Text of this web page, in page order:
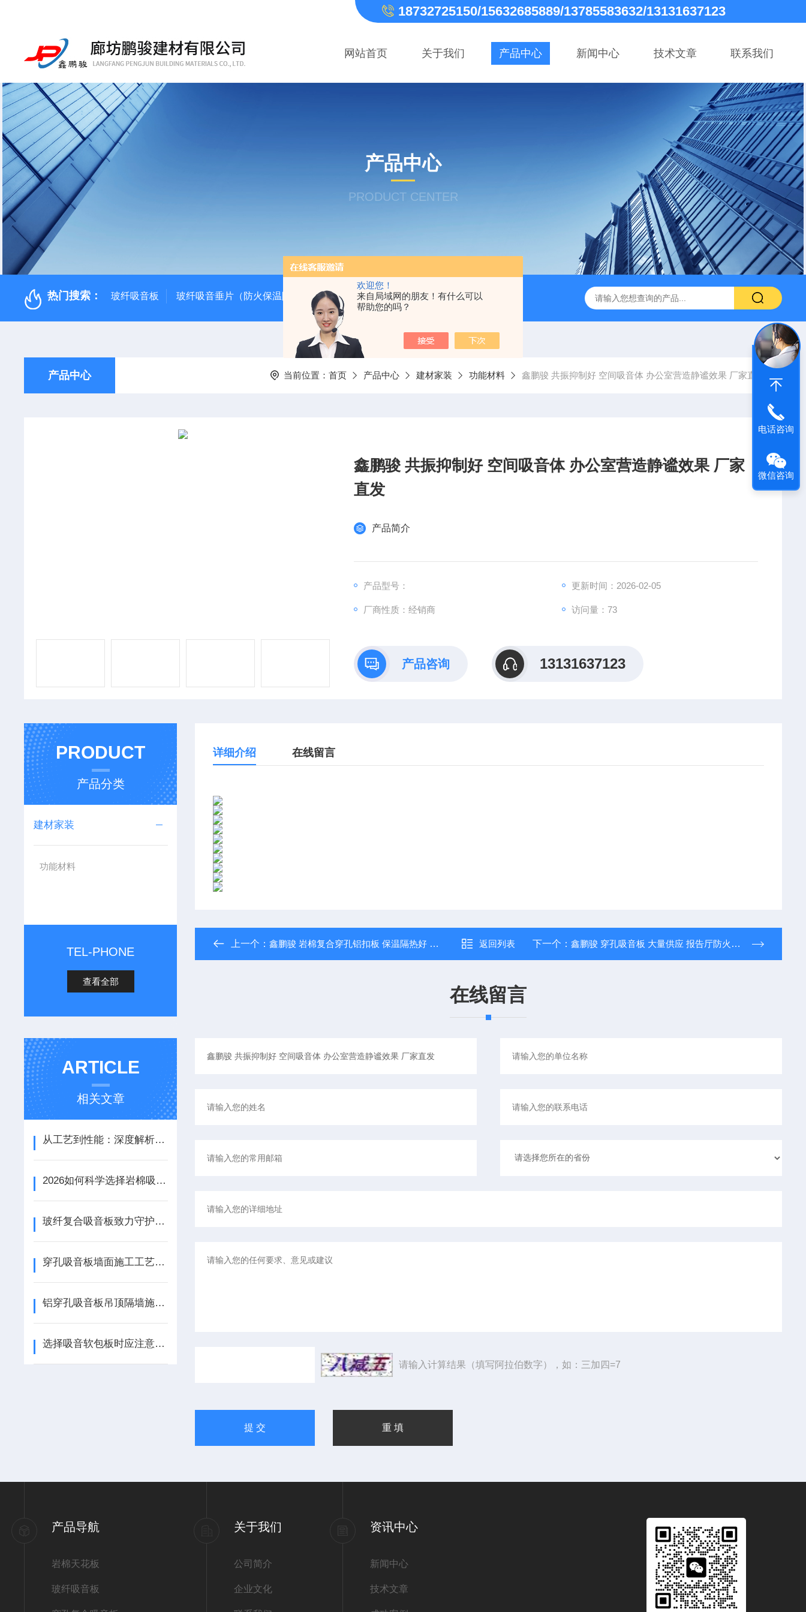
欢迎您！
来自局域网的朋友！有什么可以
帮助您的吗？
18732725150/15632685889/13785583632/13131637123
网站首页 关于我们 产品中心 新闻中心 技术文章 联系我们
产品中心
PRODUCT CENTER
热门搜索： 玻纤吸音板 玻纤吸音垂片（防火保温隔音降噪） 岩棉吸音板（吊顶专用装饰材料） 600*600 600*1200鑫鹏骏 岩棉天花板 防火抗下陷 吸音吊顶 玻纤
产品中心 当前位置： 首页 产品中心 建材家装 功能材料 鑫鹏骏 共振抑制好 空间吸音体 办公室营造静谧效果 厂家直发
鑫鹏骏 共振抑制好 空间吸音体 办公室营造静谧效果 厂家
直发
产品简介
产品型号： 更新时间：2026-02-05
厂商性质：经销商 访问量：73
产品咨询 13131637123
PRODUCT
产品分类
建材家装
功能材料
TEL-PHONE
查看全部
ARTICLE
相关文章
从工艺到性能：深度解析铝天花吸音板的结构优势与应用场景
2026如何科学选择岩棉吸音板：性能参数、安装工艺与场景适配
玻纤复合吸音板致力守护宁静资源
穿孔吸音板墙面施工工艺详解
铝穿孔吸音板吊顶隔墙施工工艺
选择吸音软包板时应注意以下几点
详细介绍 在线留言
上一个：鑫鹏骏 岩棉复合穿孔铝扣板 保温隔热好 材质轻盈强度高 大量批发 返回列表 下一个： 鑫鹏骏 穿孔吸音板 大量供应 报告厅防火装饰材料 厂家直发
在线留言
请输入计算结果（填写阿拉伯数字），如：三加四=7
产品导航
岩棉天花板
玻纤吸音板
关于我们
公司简介
企业文化
资讯中心
新闻中心
技术文章
电话咨询
微信咨询